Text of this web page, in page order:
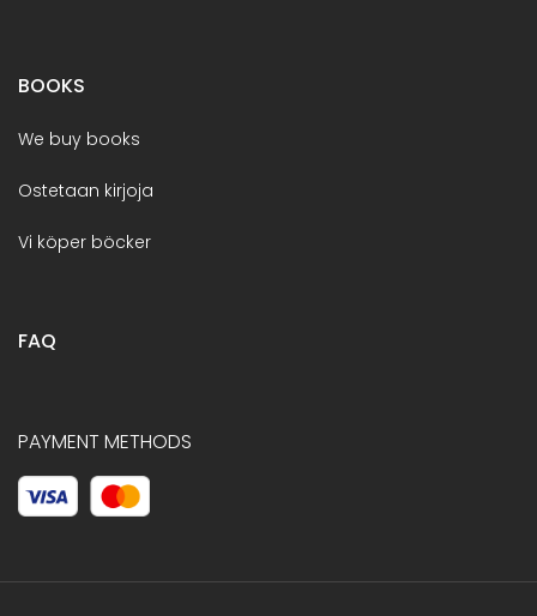
BOOKS
We buy books
Ostetaan kirjoja
Vi köper böcker
FAQ
PAYMENT METHODS